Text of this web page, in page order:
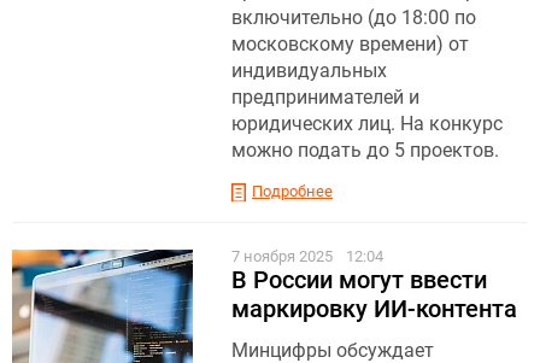
включительно (до 18:00 по
московскому времени) от
индивидуальных
предпринимателей и
юридических лиц. На конкурс
можно подать до 5 проектов.
Подробнее
7 ноября 2025 12:04
В России могут ввести
маркировку ИИ-контента
Минцифры обсуждает